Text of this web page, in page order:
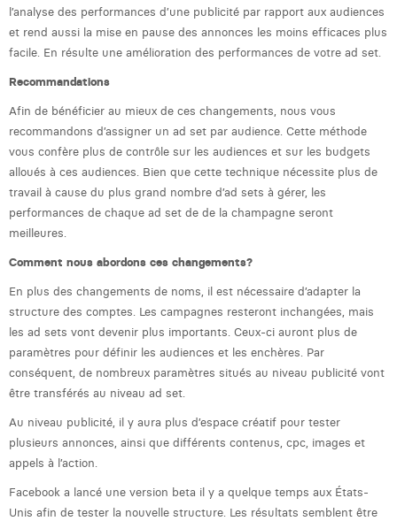
Sven Bosschem
Thomas Kurevic
Thomas Riis
Victor Hayot
William Rezette
Yaël Vanhoe
l’analyse des performances d’une publicité par rapport aux audiences
et rend aussi la mise en pause des annonces les moins efficaces plus
facile. En résulte une amélioration des performances de votre ad set.
Recommandations
Afin de bénéficier au mieux de ces changements, nous vous
recommandons d’assigner un ad set par audience. Cette méthode
vous confère plus de contrôle sur les audiences et sur les budgets
alloués à ces audiences. Bien que cette technique nécessite plus de
travail à cause du plus grand nombre d’ad sets à gérer, les
performances de chaque ad set de de la champagne seront
meilleures.
Comment nous abordons ces changements?
En plus des changements de noms, il est nécessaire d’adapter la
structure des comptes. Les campagnes resteront inchangées, mais
les ad sets vont devenir plus importants. Ceux-ci auront plus de
paramètres pour définir les audiences et les enchères. Par
conséquent, de nombreux paramètres situés au niveau publicité vont
être transférés au niveau ad set.
Au niveau publicité, il y aura plus d’espace créatif pour tester
plusieurs annonces, ainsi que différents contenus, cpc, images et
appels à l’action.
Facebook a lancé une version beta il y a quelque temps aux États-
Unis afin de tester la nouvelle structure. Les résultats semblent être